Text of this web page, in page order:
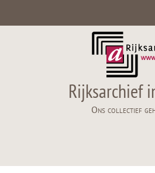
Rijksarchief
Ons collectief